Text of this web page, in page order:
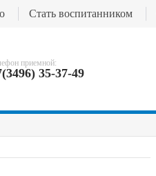
приемной:
35-37-49
Стать воспитанником